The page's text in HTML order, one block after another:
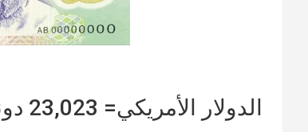
الدولار الأمريكي= 23,023 دونغ فيتنامي